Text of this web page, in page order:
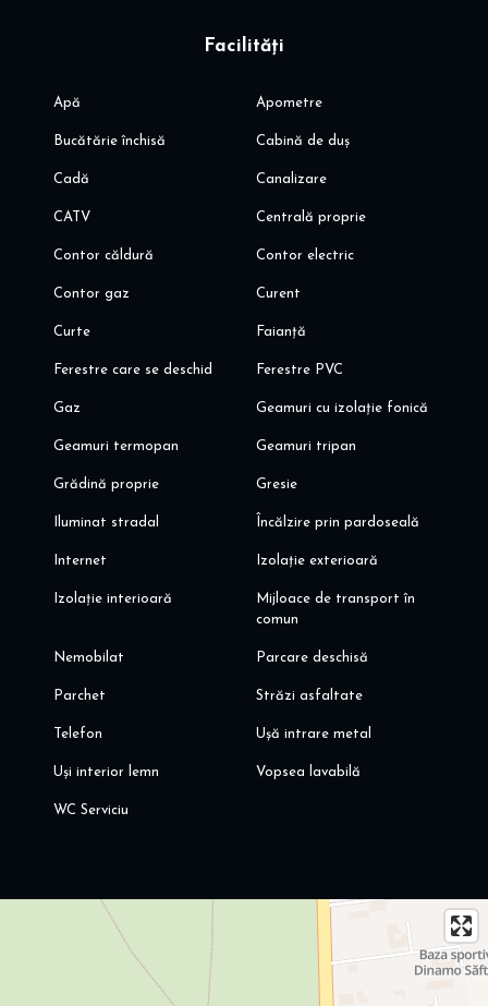
Facilități
Apă Apometre
Bucătărie închisă Cabină de duș
Cadă Canalizare
CATV Centrală proprie
Contor căldură Contor electric
Contor gaz Curent
Curte Faianță
Ferestre care se deschid Ferestre PVC
Gaz Geamuri cu izolație fonică
Geamuri termopan Geamuri tripan
Grădină proprie Gresie
Iluminat stradal Încălzire prin pardoseală
Internet Izolație exterioară
Izolație interioară
Mijloace de transport în
comun
Nemobilat Parcare deschisă
Parchet Străzi asfaltate
Telefon Ușă intrare metal
Uși interior lemn Vopsea lavabilă
WC Serviciu